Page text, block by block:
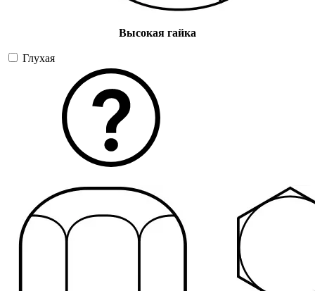
Высокая гайка
Глухая